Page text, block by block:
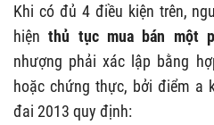
Khi có đủ 4 điều kiện trên,
hiệnthủ tục mua bán một
nhượng phải xác lập bằng
hoặc chứng thực, bởi điểm a
đai 2013 quy định: